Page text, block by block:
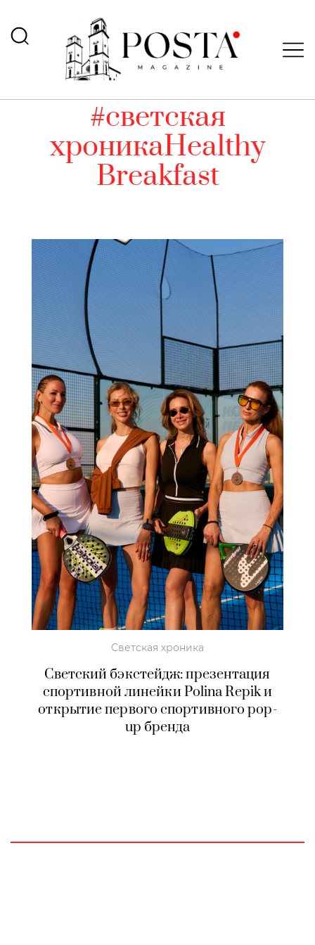
#светская
хроникаHealthy
Breakfast
Светская хроника
Светский бэкстейдж: презентация
спортивной линейки Polina Repik и
открытие первого спортивного pop-
up бренда